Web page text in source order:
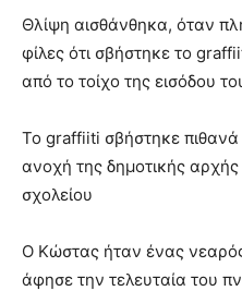
you
the
meaning
pornhun
hd
porn
Θλίψη αισθάνθηκα, όταν
φίλες ότι σβήστηκε το
από το τοίχο της εισόδου
Το graffiiti σβήστηκε πιθανά
ανοχή της δημοτικής αρχής
σχολείου
Ο Κώστας ήταν ένας
άφησε την τελευταία του